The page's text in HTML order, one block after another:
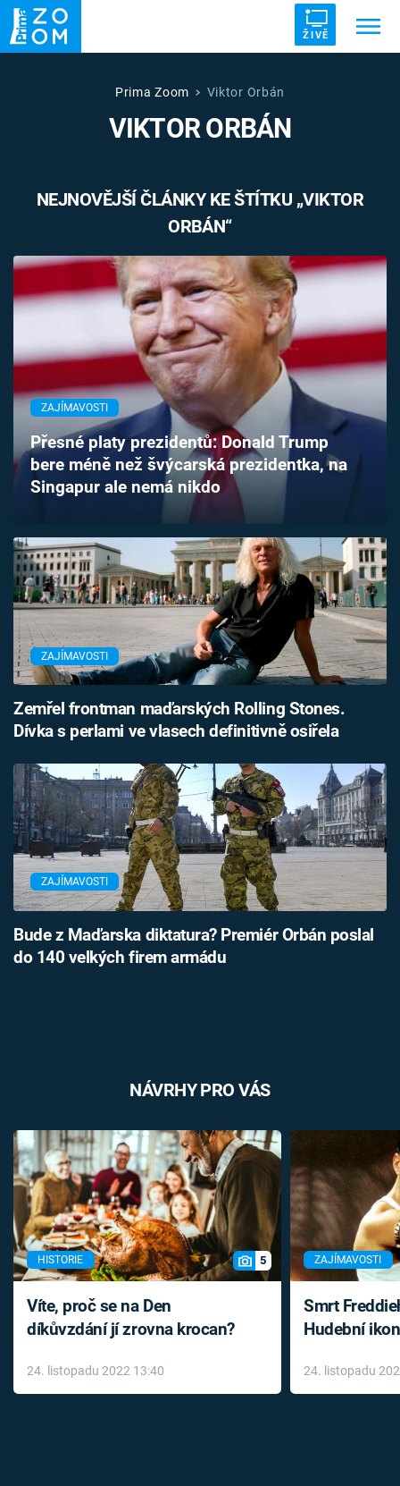
ŽIVĚ
UFO DRUHÁ SVĚTOVÁ VÁLKA
VETŘELCI DÁVNOVĚKU
Témata
Časopis
Sledujte prima+
Sledujte nás
Prima Zoom Viktor Orbán
VIKTOR ORBÁN
NEJNOVĚJŠÍ ČLÁNKY KE ŠTÍTKU „VIKTOR
ORBÁN“
ZAJÍMAVOSTI
Přesné platy prezidentů: Donald Trump
bere méně než švýcarská prezidentka, na
Singapur ale nemá nikdo
ZAJÍMAVOSTI
Zemřel frontman maďarských Rolling Stones.
Dívka s perlami ve vlasech definitivně osiřela
ZAJÍMAVOSTI
Bude z Maďarska diktatura? Premiér Orbán poslal
do 140 velkých firem armádu
NÁVRHY PRO VÁS
HISTORIE 5
Víte, proč se na Den
díkůvzdání jí zrovna krocan?
24. listopadu 2022 13:40
ZAJÍMAVOSTI
Smrt
Hudební
léky
24. listopadu